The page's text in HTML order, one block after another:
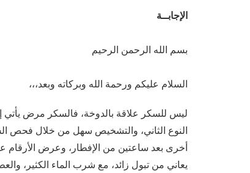
الإجابــة
بسم الله الرحمن الرحيم
السلام عليكم ورحمة الله وبركاته وبعد،،،
ليس للسكر علاقة بالدوخة، فالسكر مرض
النوع الثاني، والتشخيص سهل من خلال فحص
أخرى بعد ساعتين من الإفطار، وعرض الأرقام
يعاني من تبول زائد، مع شرب الماء الكثير،